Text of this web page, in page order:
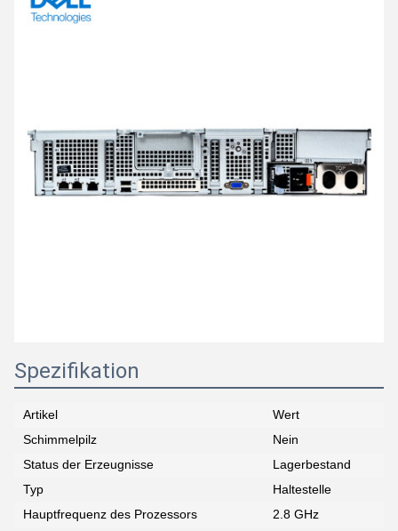
Spezifikation
Artikel
Wert
Schimmelpilz
Nein
Status der Erzeugnisse
Lagerbestand
Typ
Haltestelle
Hauptfrequenz des Prozessors
2.8 GHz